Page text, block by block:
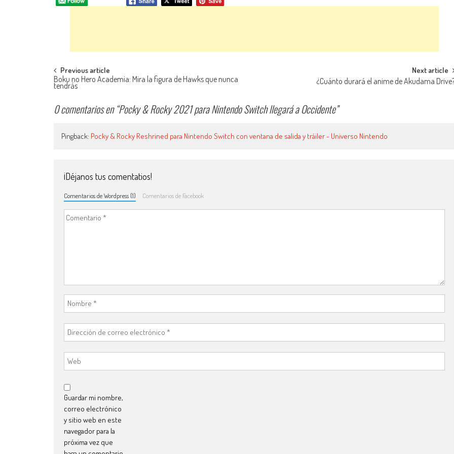
Navegación de entradas
Previous article
Boku no Hero Academia: Mira la figura de Hawks que nunca
tendrás
Next article
¿Cuánto durará el anime de Akudama
0 comentarios en “Pocky & Rocky 2021 para Nintendo Switch llegará a Occidente”
Pingback: Pocky & Rocky Reshrined para Nintendo Switch con ventana de salida y tráiler - Universo Nintendo
¡Déjanos tus comentatios!
Comentarios de Wordpress (1) Comentarios de Facebook
Guardar mi nombre,
correo electrónico
y sitio web en este
navegador para la
próxima vez que